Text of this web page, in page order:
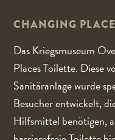
CHANGING
Das Kriegsmuseum
Places Toilette. Diese
Sanitäranlage wurde
Besucher entwickelt,
Hilfsmittel benötigen,